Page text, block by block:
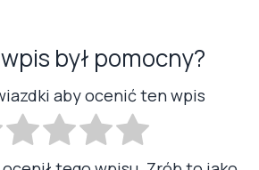
był pomocny?
aby ocenić ten wpis